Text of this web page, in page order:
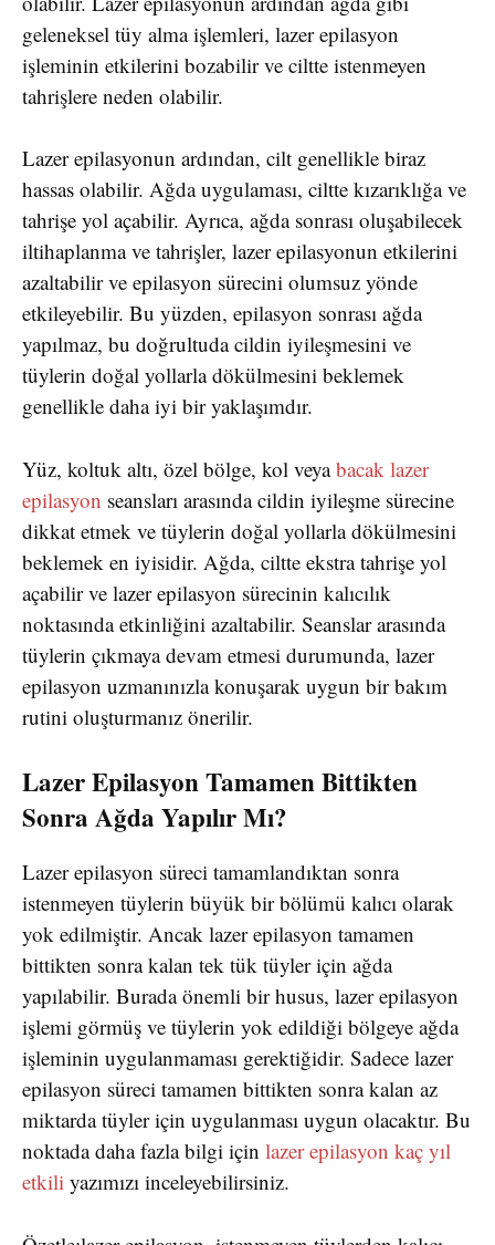
geleneksel tüy alma işlemleri, lazer epilasyon
işleminin etkilerini bozabilir ve ciltte istenmeyen
tahrişlere neden olabilir.
Lazer epilasyonun ardından, cilt genellikle biraz
hassas olabilir. Ağda uygulaması, ciltte kızarıklığa ve
tahrişe yol açabilir. Ayrıca, ağda sonrası oluşabilecek
iltihaplanma ve tahrişler, lazer epilasyonun etkilerini
azaltabilir ve epilasyon sürecini olumsuz yönde
etkileyebilir. Bu yüzden, epilasyon sonrası ağda
yapılmaz, bu doğrultuda cildin iyileşmesini ve
tüylerin doğal yollarla dökülmesini beklemek
genellikle daha iyi bir yaklaşımdır.
Yüz, koltuk altı, özel bölge, kol veyabacak lazer
epilasyon seansları arasında cildin iyileşme sürecine
dikkat etmek ve tüylerin doğal yollarla dökülmesini
beklemek en iyisidir. Ağda, ciltte ekstra tahrişe yol
açabilir ve lazer epilasyon sürecinin kalıcılık
noktasında etkinliğini azaltabilir. Seanslar arasında
tüylerin çıkmaya devam etmesi durumunda, lazer
epilasyon uzmanınızla konuşarak uygun bir bakım
rutini oluşturmanız önerilir.
Lazer Epilasyon Tamamen Bittikten
Sonra Ağda Yapılır Mı?
Lazer epilasyon süreci tamamlandıktan sonra
istenmeyen tüylerin büyük bir bölümü kalıcı olarak
yok edilmiştir. Ancak lazer epilasyon tamamen
bittikten sonra kalan tek tük tüyler için ağda
yapılabilir. Burada önemli bir husus, lazer epilasyon
işlemi görmüş ve tüylerin yok edildiği bölgeye ağda
işleminin uygulanmaması gerektiğidir. Sadece lazer
epilasyon süreci tamamen bittikten sonra kalan az
miktarda tüyler için uygulanması uygun olacaktır. Bu
noktada daha fazla bilgi için lazer epilasyon kaç yıl
etkili yazımızı inceleyebilirsiniz.